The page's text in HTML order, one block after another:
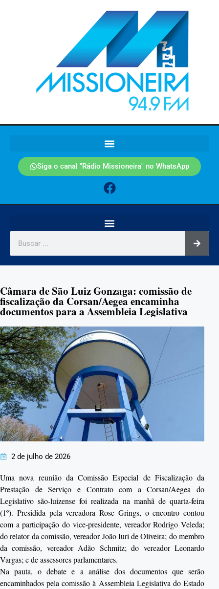
Siga o canal "Rádio Missioneira" no WhatsApp
Câmara de São Luiz Gonzaga: comissão de
fiscalização da Corsan/Aegea encaminha
documentos para a Assembleia Legislativa
2 de julho de 2026
Uma nova reunião da Comissão Especial de Fiscalização da
Prestação de Serviço e Contrato com a Corsan/Aegea do
Legislativo são-luizense foi realizada na manhã de quarta-feira
(1º). Presidida pela vereadora Rose Grings, o encontro contou
com a participação do vice-presidente, vereador Rodrigo Veleda;
do relator da comissão, vereador João Iuri de Oliveira; do membro
da comissão, vereador Adão Schmitz; do vereador Leonardo
Vargas; e de assessores parlamentares.
Na pauta, o debate e a análise dos documentos que serão
encaminhados pela comissão à Assembleia Legislativa do Estado